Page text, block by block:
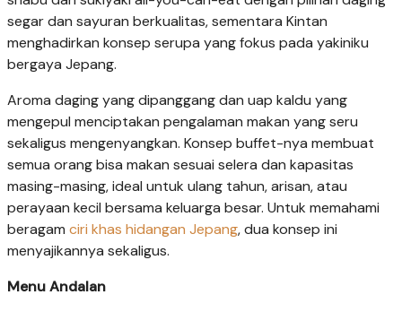
segar dan sayuran berkualitas, sementara Kintan
menghadirkan konsep serupa yang fokus pada yakiniku
bergaya Jepang.
Aroma daging yang dipanggang dan uap kaldu yang
mengepul menciptakan pengalaman makan yang seru
sekaligus mengenyangkan. Konsep buffet-nya membuat
semua orang bisa makan sesuai selera dan kapasitas
masing-masing, ideal untuk ulang tahun, arisan, atau
perayaan kecil bersama keluarga besar. Untuk memahami
beragam ciri khas hidangan Jepang, dua konsep ini
menyajikannya sekaligus.
Menu Andalan